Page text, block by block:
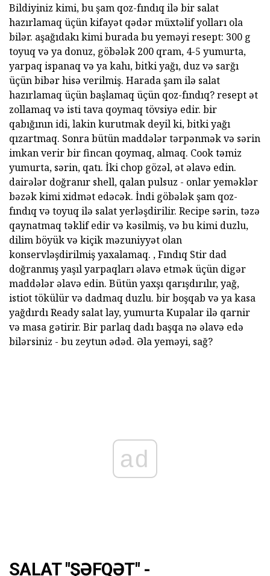
Bildiyiniz kimi, bu şam qoz-fındıq ilə bir salat
hazırlamaq üçün kifayət qədər müxtəlif yolları ola
bilər. aşağıdakı kimi burada bu yeməyi resept: 300 g
toyuq və ya donuz, göbələk 200 qram, 4-5 yumurta,
yarpaq ispanaq və ya kahı, bitki yağı, duz və sarğı
üçün bibər hisə verilmiş. Harada şam ilə salat
hazırlamaq üçün başlamaq üçün qoz-fındıq? resept ət
zollamaq və isti tava qoymaq tövsiyə edir. bir
qabığının idi, lakin kurutmak deyil ki, bitki yağı
qızartmaq. Sonra bütün maddələr tərpənmək və sərin
imkan verir bir fincan qoymaq, almaq. Cook təmiz
yumurta, sərin, qatı. İki chop gözəl, ət əlavə edin.
dairələr doğranır shell, qalan pulsuz - onlar yeməklər
bəzək kimi xidmət edəcək. İndi göbələk şam qoz-
fındıq və toyuq ilə salat yerləşdirilir. Recipe sərin, təzə
qaynatmaq təklif edir və kəsilmiş, və bu kimi duzlu,
dilim böyük və kiçik məzuniyyət olan
konservləşdirilmiş yaxalamaq. , Fındıq Stir dad
doğranmış yaşıl yarpaqları əlavə etmək üçün digər
maddələr əlavə edin. Bütün yaxşı qarışdırılır, yağ,
istiot tökülür və dadmaq duzlu. bir boşqab və ya kasa
yağdırdı Ready salat lay, yumurta Kupalar ilə qarnir
və masa gətirir. Bir parlaq dadı başqa nə əlavə edə
bilərsiniz - bu zeytun ədəd. Əla yeməyi, sağ?
ad
SALAT "ŞƏFQƏT" -